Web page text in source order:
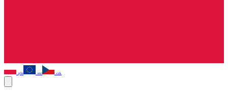
pln eur czk